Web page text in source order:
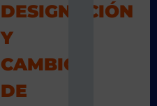
DESIGNACIÓN
Y
CAMBIO
DE